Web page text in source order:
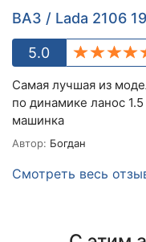
ВАЗ / Lada 2106
5.0
Самая лучшая из
по динамике ланос
машинка
Автор: Богдан
Смотреть весь